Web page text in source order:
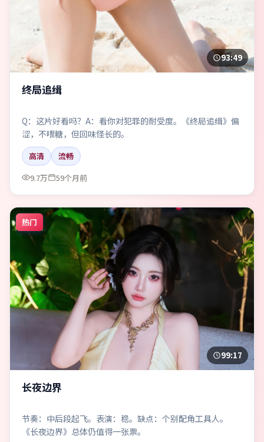
93:49
终局追缉
Q：这片好看吗？A：看你对犯罪的耐受度。《终局追缉》偏
涩，不喂糖，但回味怪长的。
高清
流畅
9.7万
59个月前
热门
99:17
长夜边界
节奏：中后段起飞。表演：稳。缺点：个别配角工具人。
《长夜边界》总体仍值得一张票。